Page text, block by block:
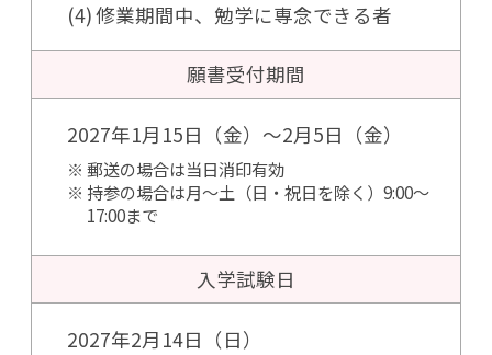
修業期間中、勉学に専念できる者
願書受付期間
2027年1月15日（金）～2月5日（金）
郵送の場合は当日消印有効
持参の場合は月～土（日・祝日を除く）9:00～
17:00まで
入学試験日
2027年2月14日（日）